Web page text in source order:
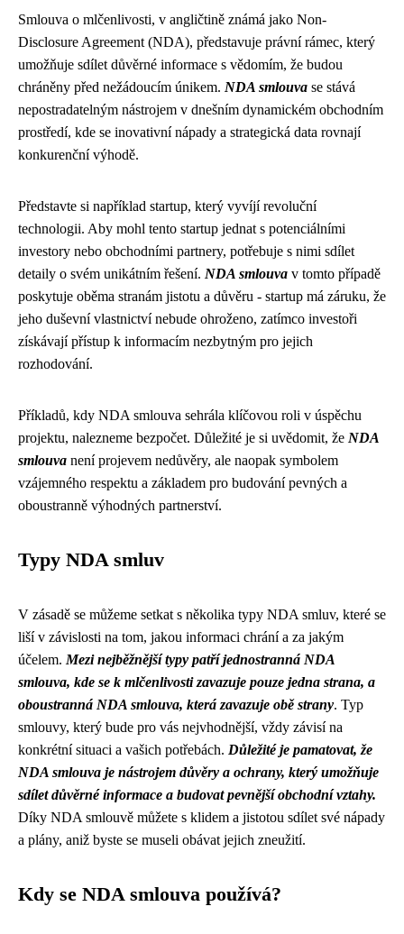
Smlouva o mlčenlivosti, v angličtině známá jako Non-
Disclosure Agreement (NDA), představuje právní rámec, který
umožňuje sdílet důvěrné informace s vědomím, že budou
chráněny před nežádoucím únikem. NDA smlouva se stává
nepostradatelným nástrojem v dnešním dynamickém obchodním
prostředí, kde se inovativní nápady a strategická data rovnají
konkurenční výhodě.
Představte si například startup, který vyvíjí revoluční
technologii. Aby mohl tento startup jednat s potenciálními
investory nebo obchodními partnery, potřebuje s nimi sdílet
detaily o svém unikátním řešení. NDA smlouva v tomto případě
poskytuje oběma stranám jistotu a důvěru - startup má záruku, že
jeho duševní vlastnictví nebude ohroženo, zatímco investoři
získávají přístup k informacím nezbytným pro jejich
rozhodování.
Příkladů, kdy NDA smlouva sehrála klíčovou roli v úspěchu
projektu, nalezneme bezpočet. Důležité je si uvědomit, že NDA
smlouva není projevem nedůvěry, ale naopak symbolem
vzájemného respektu a základem pro budování pevných a
oboustranně výhodných partnerství.
Typy NDA smluv
V zásadě se můžeme setkat s několika typy NDA smluv, které se
liší v závislosti na tom, jakou informaci chrání a za jakým
účelem. Mezi nejběžnější typy patří jednostranná NDA
smlouva, kde se k mlčenlivosti zavazuje pouze jedna strana, a
oboustranná NDA smlouva, která zavazuje obě strany. Typ
smlouvy, který bude pro vás nejvhodnější, vždy závisí na
konkrétní situaci a vašich potřebách. Důležité je pamatovat, že
NDA smlouva je nástrojem důvěry a ochrany, který umožňuje
sdílet důvěrné informace a budovat pevnější obchodní vztahy.
Díky NDA smlouvě můžete s klidem a jistotou sdílet své nápady
a plány, aniž byste se museli obávat jejich zneužití.
Kdy se NDA smlouva používá?